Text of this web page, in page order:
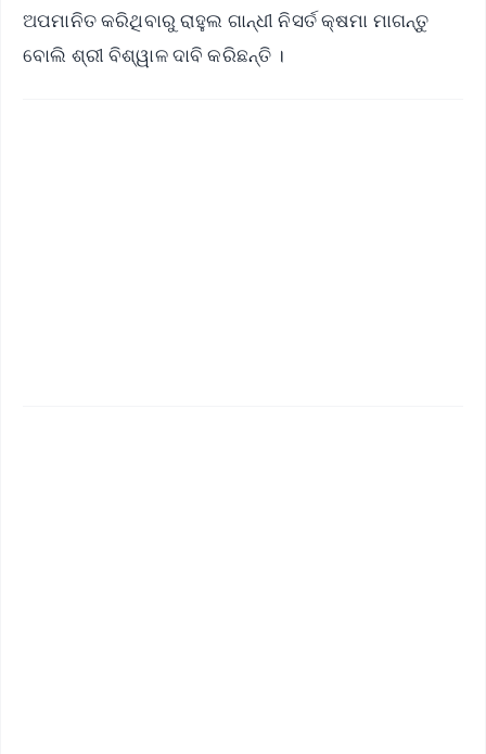
ଅପମାନିତ କରିଥିବାରୁ ରାହୁଲ ଗାନ୍ଧୀ ନିସର୍ତ କ୍ଷମା ମାଗନ୍ତୁ
ବୋଲି ଶ୍ରୀ ବିଶ୍ୱାଳ ଦାବି କରିଛନ୍ତି ।